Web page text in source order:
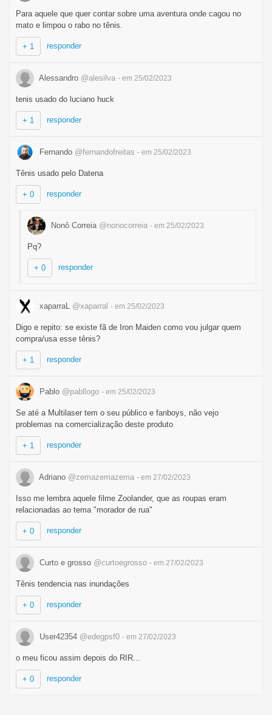
Para aquele que quer contar sobre uma aventura onde cagou no
mato e limpou o rabo no tênis.
+ 1 responder
Alessandro @alesilva - em 25/02/2023
tenis usado do luciano huck
+ 1 responder
Fernando @fernandofreitas - em 25/02/2023
Tênis usado pelo Datena
+ 0 responder
Nonô Correia @nonocorreia - em 25/02/2023
Pq?
+ 0 responder
xaparraL @xaparral - em 25/02/2023
Digo e repito: se existe fã de Iron Maiden como vou julgar quem
compra/usa esse tênis?
+ 1 responder
Pablo @pabllogo - em 25/02/2023
Se até a Multilaser tem o seu público e fanboys, não vejo
problemas na comercialização deste produto
+ 1 responder
Adriano @zemazemazema - em 27/02/2023
Isso me lembra aquele filme Zoolander, que as roupas eram
relacionadas ao tema "morador de rua"
+ 0 responder
Curto e grosso @curtoegrosso - em 27/02/2023
Tênis tendencia nas inundações
+ 0 responder
User42354 @edegpsf0 - em 27/02/2023
o meu ficou assim depois do RIR...
+ 0 responder